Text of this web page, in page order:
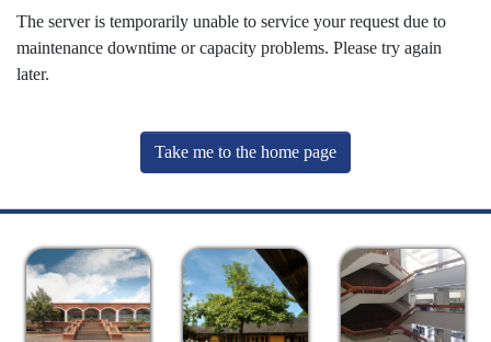
The server is temporarily unable to service your request due to
maintenance downtime or capacity problems. Please try again
later.
Take me to the home page